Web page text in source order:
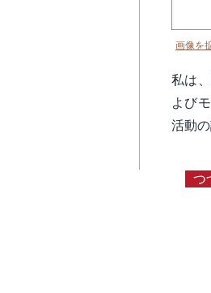
画像を
私は
よび
活動
つ